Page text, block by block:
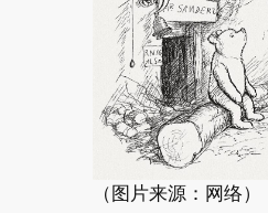
（图片来源：网络）